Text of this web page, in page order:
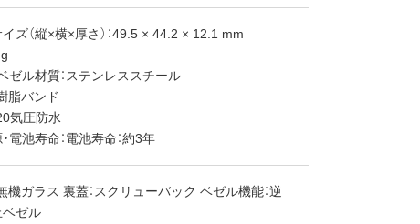
ズ（縦×横×厚さ）：49.5 × 44.2 × 12.1 mm
ゼル材質：ステンレススチール
脂バンド
気圧防水
電池寿命：電池寿命：約3年
機ガラス 裏蓋：スクリューバック ベゼル機能：逆
ベゼル